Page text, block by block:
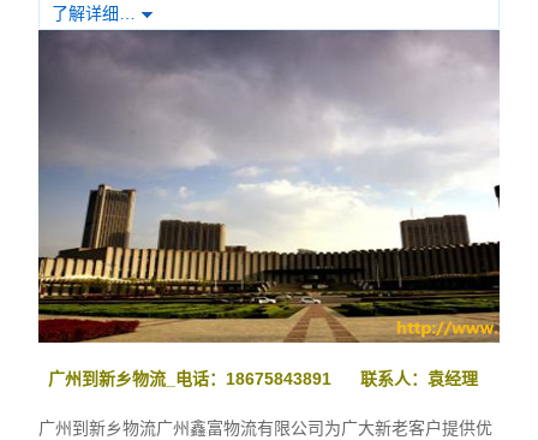
了解详细…
广州到新乡物流_电话：18675843891 联系人：袁经理
广州到新乡物流广州鑫富物流有限公司为广大新老客户提供优